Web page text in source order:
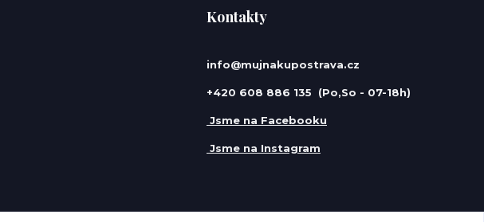
Kontakty
info@mujnakupostrava.cz
+420 608 886 135 (Po,So - 07-18h)
Jsme na Facebooku
Jsme na Instagram